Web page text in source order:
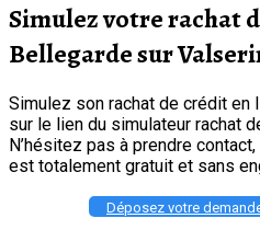
Simulez votre rachat
Bellegarde sur
Simulez son rachat de crédit
sur le lien du simulateur rachat
N’hésitez pas à prendre
est totalement gratuit et sans
Déposez votre